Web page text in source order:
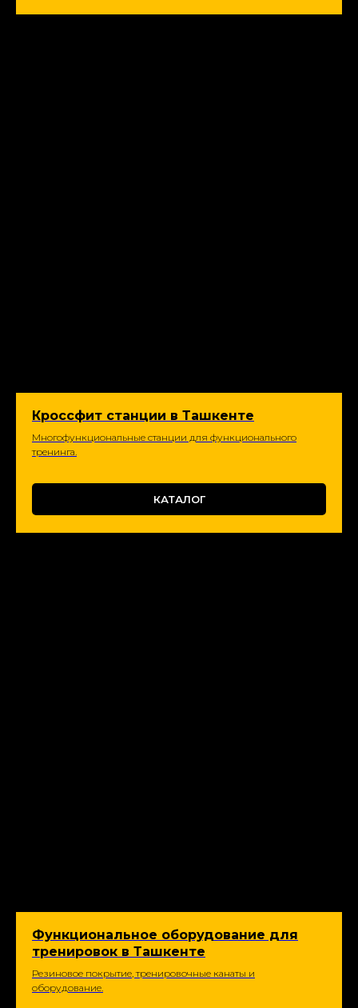
Кроссфит станции в Ташкенте
Многофункциональные станции для функционального
тренинга.
КАТАЛОГ
Функциональное оборудование для
тренировок в Ташкенте
Резиновое покрытие, тренировочные канаты и
оборудование.